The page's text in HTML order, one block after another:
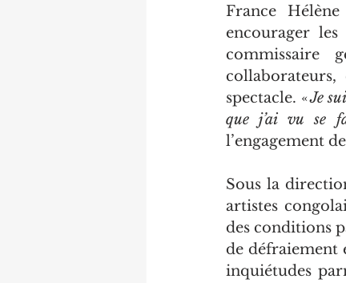
France
encourager
commissaire
spectacle. « Je
que j’ai vu se
l’engagement
Sous la
artistes
des conditions
de défraiement
inquiétudes